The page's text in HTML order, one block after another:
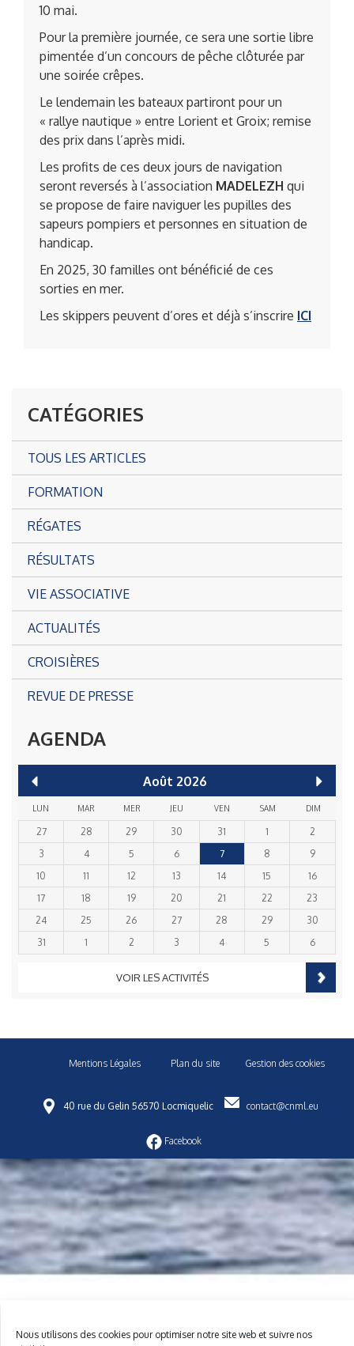
Nous utilisons des cookies pour optimiser notre site web et suivre nos
10 mai.
Pour la première journée, ce sera une sortie libre
pimentée d’un concours de pêche clôturée par
une soirée crêpes.
Le lendemain les bateaux partiront pour un
« rallye nautique » entre Lorient et Groix; remise
des prix dans l’après midi.
Les profits de ces deux jours de navigation
seront reversés à l’association MADELEZH qui
se propose de faire naviguer les pupilles des
sapeurs pompiers et personnes en situation de
handicap.
En 2025, 30 familles ont bénéficié de ces
sorties en mer.
Les skippers peuvent d’ores et déjà s’inscrire ICI
CATÉGORIES
TOUS LES ARTICLES
FORMATION
RÉGATES
RÉSULTATS
VIE ASSOCIATIVE
ACTUALITÉS
CROISIÈRES
REVUE DE PRESSE
AGENDA
Août 2026
LUN MAR MER JEU VEN SAM DIM
27 28 29 30 31 1
2
3
4 5 6 7 8
9
10
11 12 13 14 15
16
17
18 19 20 21 22
23
24
25 26 27 28 29
30
31
1 2 3 4 5 6
VOIR LES ACTIVITÉS
Mentions Légales Plan du site Gestion des cookies
40 rue du Gelin 56570 Locmiquelic contact@cnml.eu
Facebook